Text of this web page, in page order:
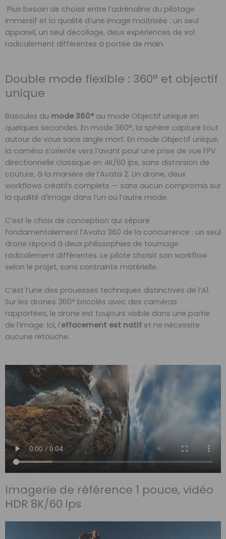
Plus besoin de choisir entre l’adrénaline du pilotage
immersif et la qualité d’une image maîtrisée : un seul
appareil, un seul décollage, deux expériences de vol
radicalement différentes à portée de main.
Double mode flexible : 360° et objectif
unique
Basculez du mode 360° au mode Objectif unique en
quelques secondes. En mode 360°, la sphère capture tout
autour de vous sans angle mort. En mode Objectif unique,
la caméra s’oriente vers l’avant pour une prise de vue FPV
directionnelle classique en 4K/60 ips, sans distorsion de
couture, à la manière de l’Avata 2. Un drone, deux
workflows créatifs complets — sans aucun compromis sur
la qualité d’image dans l’un ou l’autre mode.
C’est le choix de conception qui sépare
fondamentalement l’Avata 360 de la concurrence : un seul
drone répond à deux philosophies de tournage
radicalement différentes. Le pilote choisit son workflow
selon le projet, sans contrainte matérielle.
C’est l’une des prouesses techniques distinctives de l’A1.
Sur les drones 360° bricolés avec des caméras
rapportées, le drone est toujours visible dans une partie
de l’image. Ici, l’effacement est natif et ne nécessite
aucune retouche.
Imagerie de référence 1 pouce, vidéo
HDR 8K/60 ips